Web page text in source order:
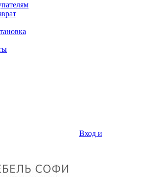
Вход и